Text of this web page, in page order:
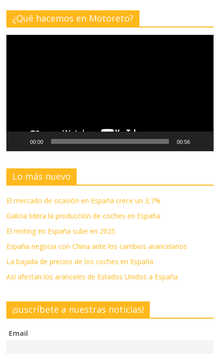
¿Qué hacemos en Motoreto?
00:00 00:56
Lo más nuevo
El mercado de ocasión en España crece un 3,7%
Galicia lidera la producción de coches en España
El renting en España sube en 2025
España negocia con China ante los cambios arancelarios
La bajada de precios de los coches en España
Así afectan los aranceles de Estados Unidos a España
¡suscríbete a nuestras noticias!
Email